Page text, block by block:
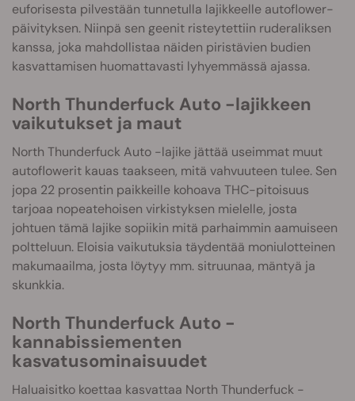
euforisesta pilvestään tunnetulla lajikkeelle autoflower-
päivityksen. Niinpä sen geenit risteytettiin ruderaliksen
kanssa, joka mahdollistaa näiden piristävien budien
kasvattamisen huomattavasti lyhyemmässä ajassa.
North Thunderfuck Auto -lajikkeen
vaikutukset ja maut
North Thunderfuck Auto -lajike jättää useimmat muut
autoflowerit kauas taakseen, mitä vahvuuteen tulee. Sen
jopa 22 prosentin paikkeille kohoava THC-pitoisuus
tarjoaa nopeatehoisen virkistyksen mielelle, josta
johtuen tämä lajike sopiikin mitä parhaimmin aamuiseen
poltteluun. Eloisia vaikutuksia täydentää moniulotteinen
makumaailma, josta löytyy mm. sitruunaa, mäntyä ja
skunkkia.
North Thunderfuck Auto -
kannabissiementen
kasvatusominaisuudet
Haluaisitko koettaa kasvattaa North Thunderfuck -